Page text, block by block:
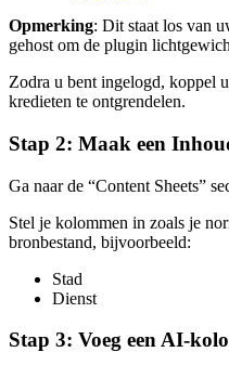
Opmerking: Dit staat los van
gehost om de plugin
Zodra u bent ingelogd, koppel
kredieten te ontgrendelen.
Stap 2: Maak een
Ga naar de “Content Sheets”
Stel je kolommen in zoals je
bronbestand, bijvoorbeeld:
Stad
Dienst
Stap 3: Voeg een AI-